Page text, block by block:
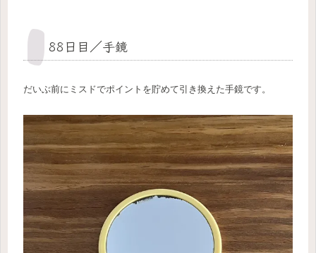
88日目／手鏡
だいぶ前にミスドでポイントを貯めて引き換えた手鏡です。